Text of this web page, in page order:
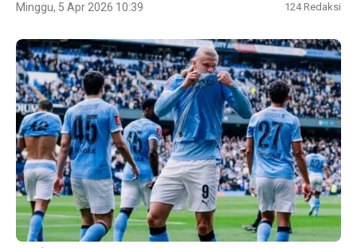
Minggu, 5 Apr 2026 10:39 124Redaksi